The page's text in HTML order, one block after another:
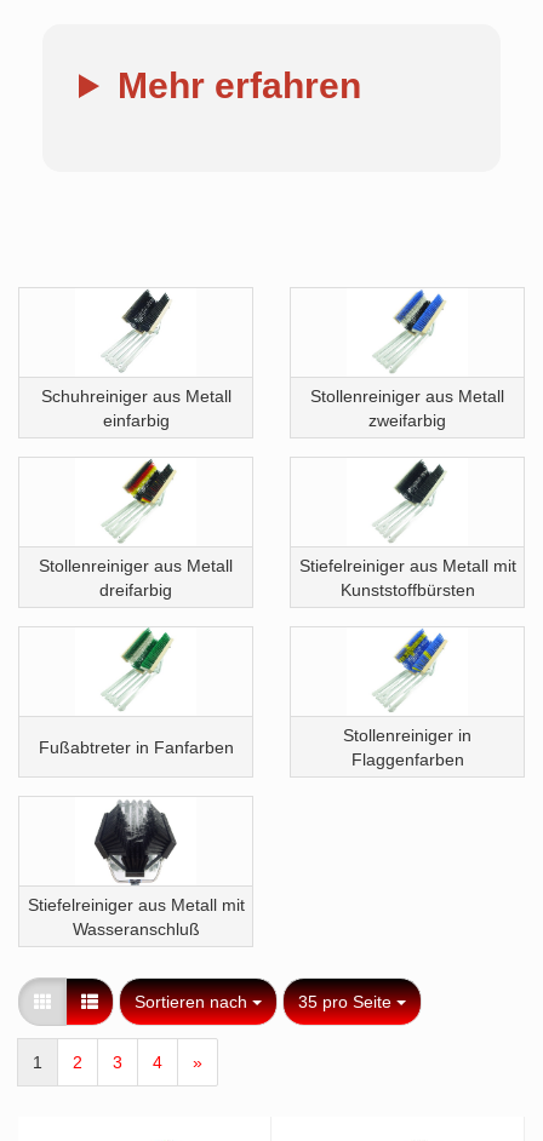
Mehr erfahren
Schuhreiniger aus Metall
einfarbig
Stollenreiniger aus Metall
zweifarbig
Stollenreiniger aus Metall
dreifarbig
Stiefelreiniger aus Metall mit
Kunststoffbürsten
Fußabtreter in Fanfarben
Stollenreiniger in
Flaggenfarben
Stiefelreiniger aus Metall mit
Wasseranschluß
Sortieren nach
Sortieren nach 35 pro Seite
pro Seite
1 2 3 4 »